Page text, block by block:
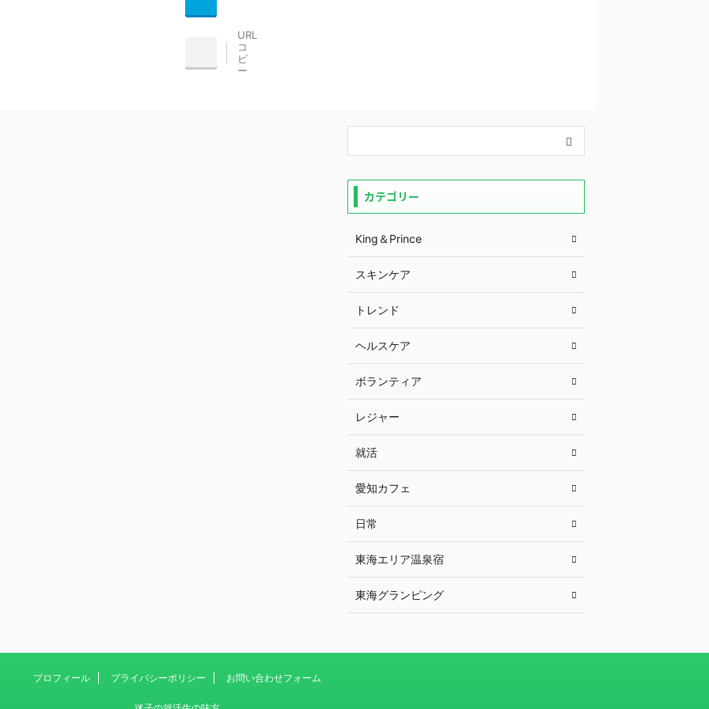
URL
コ
ピ
ー
カテゴリー
King＆Prince
スキンケア
トレンド
ヘルスケア
ボランティア
レジャー
就活
愛知カフェ
日常
東海エリア温泉宿
東海グランピング
プロフィール プライバシーポリシー お問い合わせフォーム